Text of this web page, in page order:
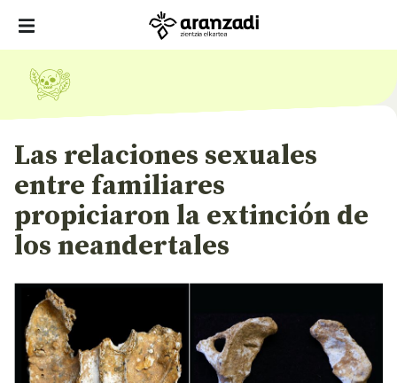
Las relaciones sexuales
entre familiares
propiciaron la extinción de
los neandertales